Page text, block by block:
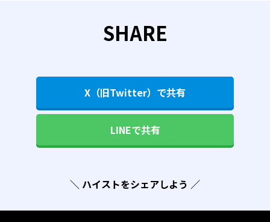
SHARE
X（旧Twitter）で共有
LINEで共有
＼ ハイストをシェアしよう ／